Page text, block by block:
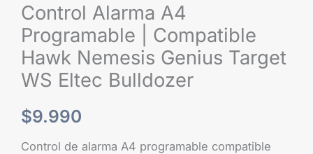
Control Alarma A4
Programable | Compatible
Hawk Nemesis Genius Target
WS Eltec Bulldozer
$9.990
Control de alarma A4 programable compatible